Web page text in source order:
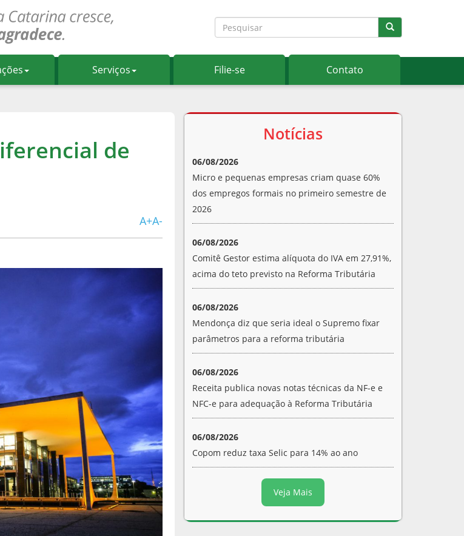
Serviços Filie-se Contato
de
A+A-
Notícias
06/08/2026
Micro e pequenas empresas criam quase 60%
dos empregos formais no primeiro semestre de
2026
06/08/2026
Comitê Gestor estima alíquota do IVA em 27,91%,
acima do teto previsto na Reforma Tributária
06/08/2026
Mendonça diz que seria ideal o Supremo fixar
parâmetros para a reforma tributária
06/08/2026
Receita publica novas notas técnicas da NF-e e
NFC-e para adequação à Reforma Tributária
06/08/2026
Copom reduz taxa Selic para 14% ao ano
Veja Mais